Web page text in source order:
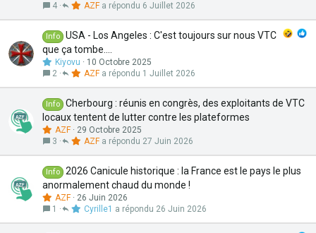
4
6 Juillet 2026
AZF
Info
USA - Los Angeles : C'est toujours sur nous VTC
que ça tombe....
Kiyovu
10 Octobre 2025
2
1 Juillet 2026
AZF
Info
Cherbourg : réunis en congrès, des exploitants de VTC
locaux tentent de lutter contre les plateformes
AZF
29 Octobre 2025
3
27 Juin 2026
AZF
Info
2026 Canicule historique : la France est le pays le plus
anormalement chaud du monde !
AZF
26 Juin 2026
1
26 Juin 2026
Cyrille1